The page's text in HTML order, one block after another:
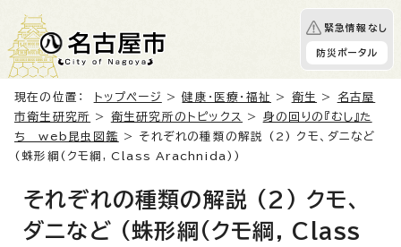
緊急情報なし
防災ポータル
現在の位置： トップページ >健康・医療・福祉 > 衛生 >
名古屋
市衛生研究所 > 衛生研究所のトピックス > 身の回りの『むし』た
ち web昆虫図鑑 > それぞれの種類の解説 (2) クモ、ダニなど
(蛛形綱(クモ綱, Class Arachnida))
それぞれの種類の解説 (2) クモ、
ダニなど (蛛形綱(クモ綱, Class